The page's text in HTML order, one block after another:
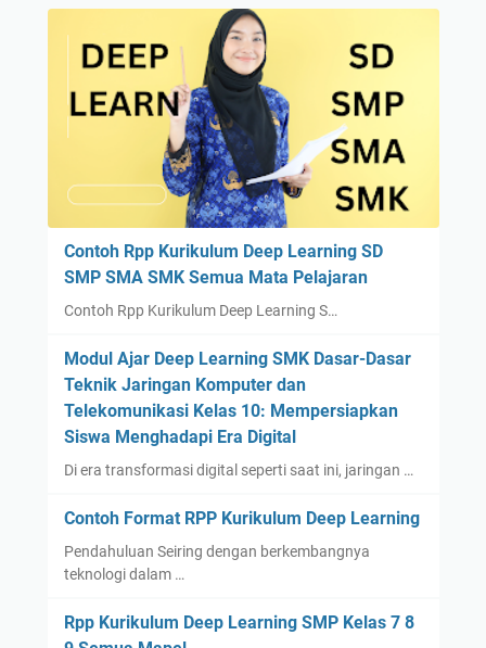
Contoh Rpp Kurikulum Deep Learning SD
SMP SMA SMK Semua Mata Pelajaran
Contoh Rpp Kurikulum Deep Learning S…
Modul Ajar Deep Learning SMK Dasar-Dasar
Teknik Jaringan Komputer dan
Telekomunikasi Kelas 10: Mempersiapkan
Siswa Menghadapi Era Digital
Di era transformasi digital seperti saat ini, jaringan …
Contoh Format RPP Kurikulum Deep Learning
Pendahuluan Seiring dengan berkembangnya
teknologi dalam …
Rpp Kurikulum Deep Learning SMP Kelas 7 8